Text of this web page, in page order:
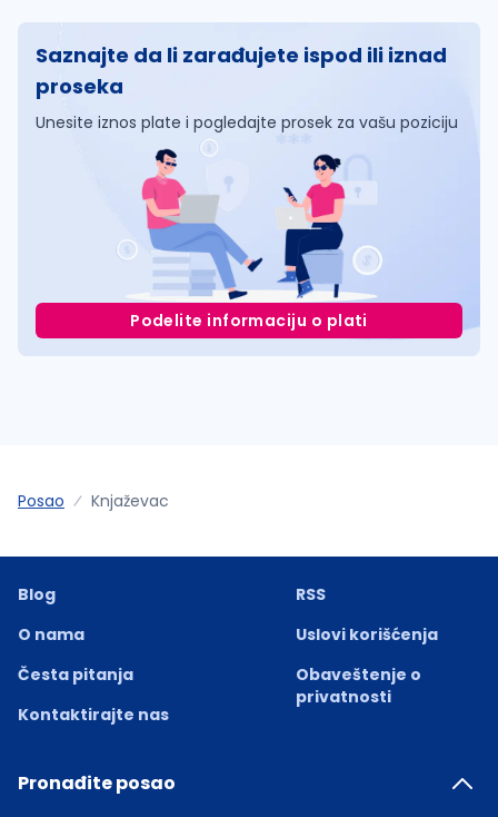
Saznajte da li zarađujete ispod ili iznad
proseka
Unesite iznos plate i pogledajte prosek za vašu poziciju
Podelite informaciju o plati
Posao Knjaževac
Blog
O nama
Česta pitanja
Kontaktirajte nas
RSS
Uslovi korišćenja
Obaveštenje o
privatnosti
Pronađite posao